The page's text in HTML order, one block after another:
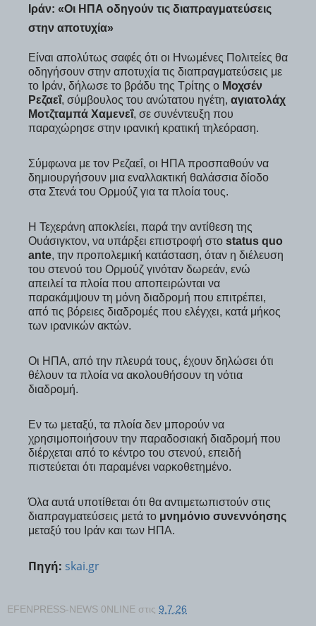
Ιράν: «Οι ΗΠΑ οδηγούν τις διαπραγματεύσεις
στην αποτυχία»
Είναι απολύτως σαφές ότι οι Ηνωμένες Πολιτείες θα
οδηγήσουν στην αποτυχία τις διαπραγματεύσεις με
το Ιράν, δήλωσε το βράδυ της Τρίτης ο Μοχσέν
Ρεζαεΐ, σύμβουλος του ανώτατου ηγέτη, αγιατολάχ
Μοτζταμπά Χαμενεΐ, σε συνέντευξη που
παραχώρησε στην ιρανική κρατική τηλεόραση.
Σύμφωνα με τον Ρεζαεΐ, οι ΗΠΑ προσπαθούν να
δημιουργήσουν μια εναλλακτική θαλάσσια δίοδο
στα Στενά του Ορμούζ για τα πλοία τους.
Η Τεχεράνη αποκλείει, παρά την αντίθεση της
Ουάσιγκτον, να υπάρξει επιστροφή στο status quo
ante, την προπολεμική κατάσταση, όταν η διέλευση
του στενού του Ορμούζ γινόταν δωρεάν, ενώ
απειλεί τα πλοία που αποπειρώνται να
παρακάμψουν τη μόνη διαδρομή που επιτρέπει,
από τις βόρειες διαδρομές που ελέγχει, κατά μήκος
των ιρανικών ακτών.
Οι ΗΠΑ, από την πλευρά τους, έχουν δηλώσει ότι
θέλουν τα πλοία να ακολουθήσουν τη νότια
διαδρομή.
Εν τω μεταξύ, τα πλοία δεν μπορούν να
χρησιμοποιήσουν την παραδοσιακή διαδρομή που
διέρχεται από το κέντρο του στενού, επειδή
πιστεύεται ότι παραμένει ναρκοθετημένο.
Όλα αυτά υποτίθεται ότι θα αντιμετωπιστούν στις
διαπραγματεύσεις μετά το μνημόνιο συνεννόησης
μεταξύ του Ιράν και των ΗΠΑ.
Πηγή: skai.gr
EFENPRESS-NEWS 0NLINE στις 9.7.26